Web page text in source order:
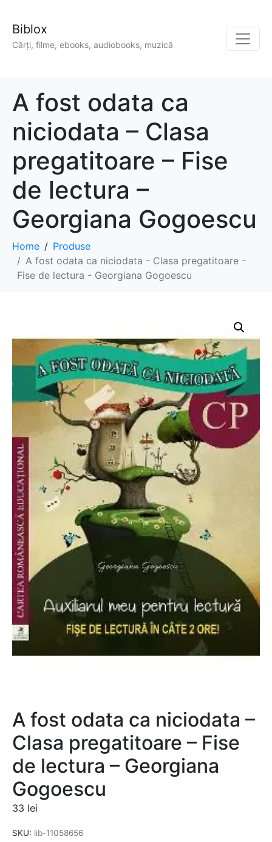
Biblox
Cărți, filme, ebooks, audiobooks, muzică
A fost odata ca
niciodata – Clasa
pregatitoare – Fise
de lectura –
Georgiana Gogoescu
Home
Produse
A fost odata ca niciodata - Clasa pregatitoare -
Fise de lectura - Georgiana Gogoescu
A fost odata ca niciodata –
Clasa pregatitoare – Fise
de lectura – Georgiana
Gogoescu
33 lei
SKU: lib-11058656